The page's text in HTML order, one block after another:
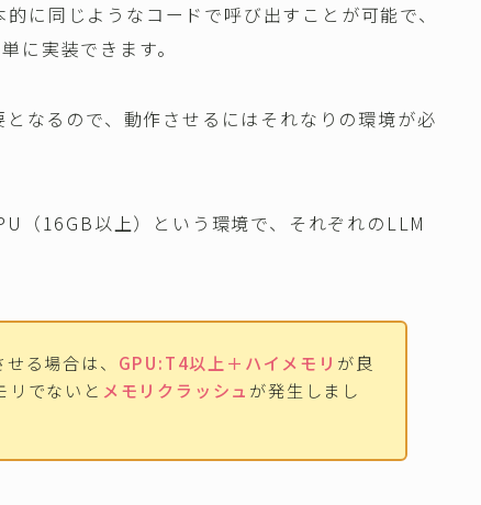
に同じようなコードで呼び出すことが可能で、
に実装できます。
なるので、動作させるにはそれなりの環境が必
（16GB以上）という環境で、それぞれのLLM
る場合は、 GPU:T4以上＋ハイメモリ が良
リでないと メモリクラッシュ が発生しまし